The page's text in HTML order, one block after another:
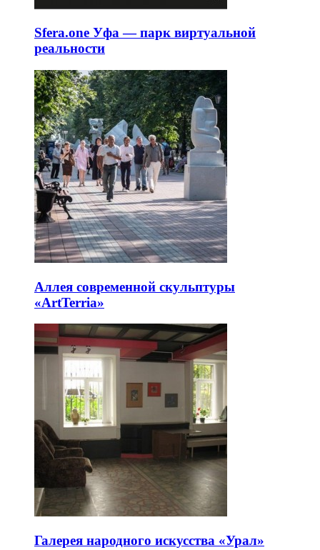
Sfera.one Уфа — парк виртуальной
реальности
Аллея современной скульптуры
«ArtTerria»
Галерея народного искусства «Урал»